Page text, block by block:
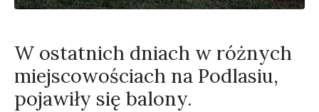
W ostatnich dniach w różnych
miejscowościach na Podlasiu,
pojawiły się balony.